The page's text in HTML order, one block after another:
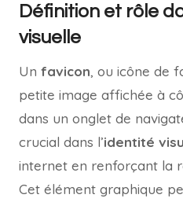
Définition et rôle
visuelle
Un favicon, ou icône de
petite image affichée à
dans un onglet de
crucial dans l’identité
internet en renforçant la
Cet élément graphique